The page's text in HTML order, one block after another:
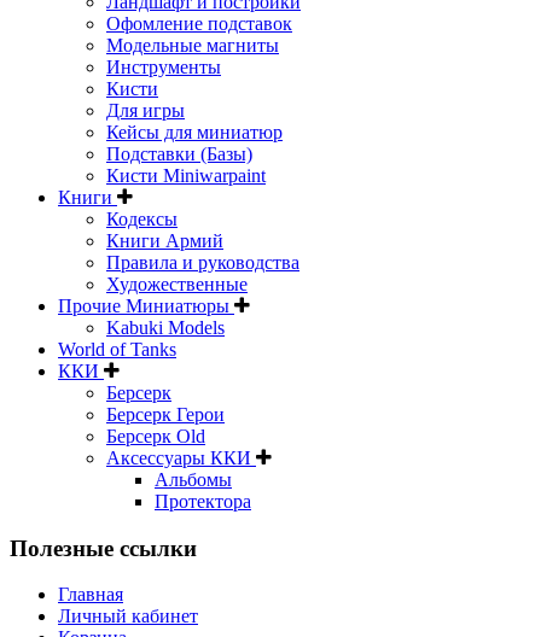
Офомление подставок
Модельные магниты
Инструменты
Кисти
Для игры
Кейсы для миниатюр
Подставки (Базы)
Кисти Miniwarpaint
Книги
Кодексы
Книги Армий
Правила и руководства
Художественные
Прочие Миниатюры
Kabuki Models
World of Tanks
ККИ
Берсерк
Берсерк Герои
Берсерк Old
Аксессуары ККИ
Альбомы
Протектора
Полезные ссылки
Главная
Личный кабинет